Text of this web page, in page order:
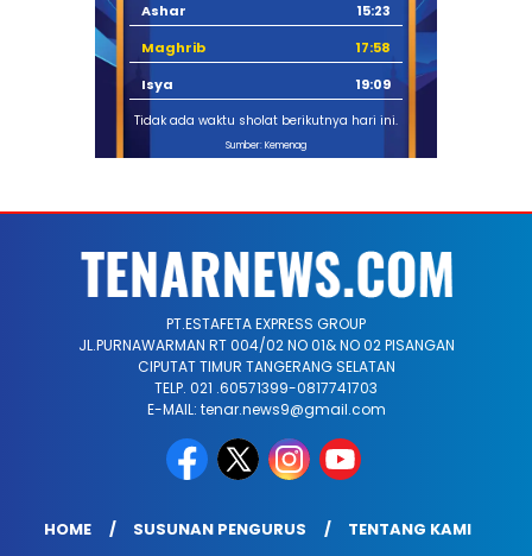
Ashar
15:23
Maghrib
17:58
Isya
19:09
Tidak ada waktu sholat berikutnya hari ini.
Sumber: Kemenag
PT.ESTAFETA EXPRESS GROUP
JL.PURNAWARMAN RT 004/02 NO 01& NO 02 PISANGAN
CIPUTAT TIMUR TANGERANG SELATAN
TELP. 021 .60571399-0817741703
E-MAIL: tenar.news9@gmail.com
HOME SUSUNAN PENGURUS TENTANG KAMI